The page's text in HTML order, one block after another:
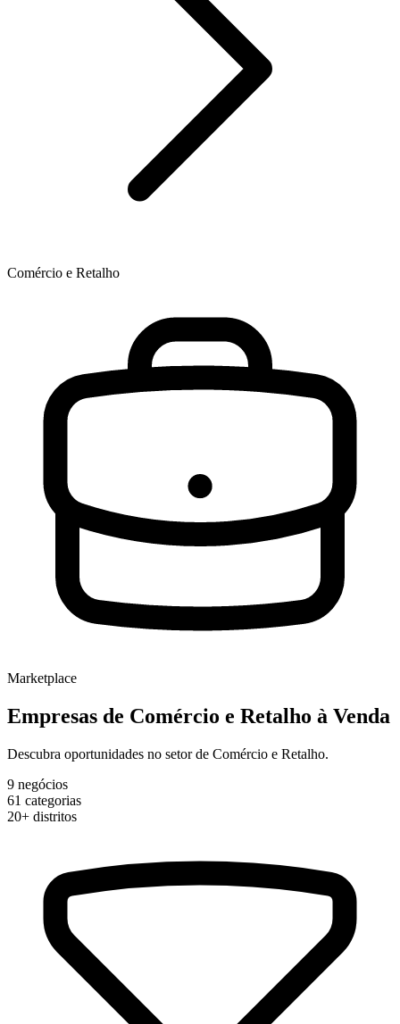
Comércio e Retalho
Marketplace
Empresas de Comércio e Retalho à Venda
Descubra oportunidades no setor de Comércio e Retalho.
9 negócios
61 categorias
20+ distritos